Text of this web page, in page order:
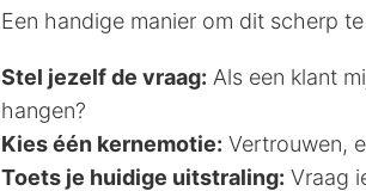
Een handige manier om dit scherp
Stel jezelf de vraag: Als een klant
hangen?
Kies één kernemotie: Vertrouwen,
Toets je huidige uitstraling: Vraag